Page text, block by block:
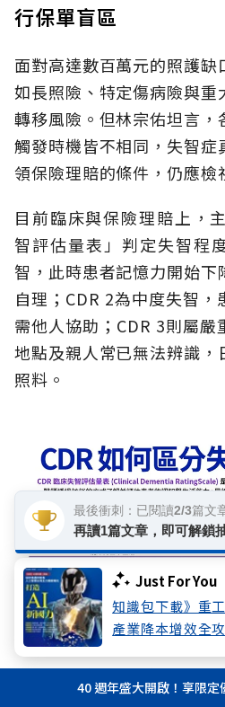
Just For You
知識包下載》重
產業降本增效全
行保單盲區
面對高達數百萬元的照護
如長照險、特定傷病險與重
轉移風險。但林宗佑坦言
觸發時機皆不相同，失智
領保險理賠的條件，仍應檢
目前臨床與保險理賠上，
智評估量表」判定失智程
智，此時患者記憶力開始
自理；CDR 2為中度失智
需他人協助；CDR 3則屬嚴
地點及親人常已無法辨識，
照料。
傳統長照與特定傷病險多需達到中
賠，但新型專屬失智險則提倡「輕
40 週年盛大開啟！享限定
最後衝刺：已閱讀2/3篇文
再讀1篇文章，即可解鎖